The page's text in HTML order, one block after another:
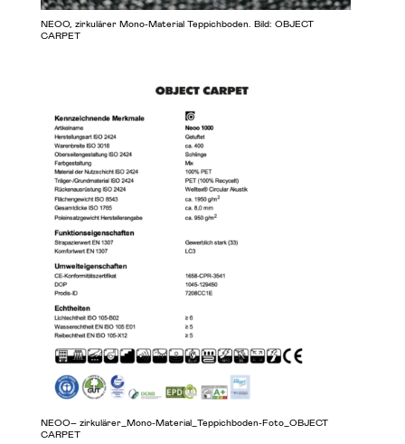
NEOO, zirkulärer Mono-Material Teppichboden. Bild: OBJECT
CARPET
NEOO– zirkulärer_Mono-Material_Teppichboden-Foto_OBJECT
CARPET